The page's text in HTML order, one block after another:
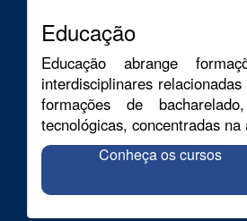
Educação
Educação abrange
interdisciplinares
formações de
tecnológicas, concentradas na
Conheça os cursos